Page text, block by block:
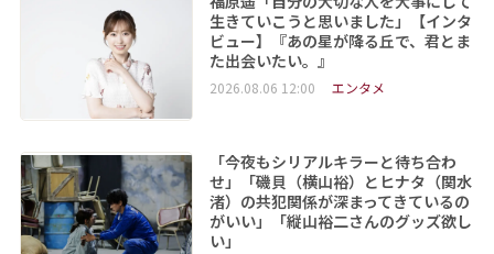
生きていこうと思いました」【インタ
ビュー】『あの星が降る丘で、君とま
た出会いたい。』
2026.08.06 12:00 エンタメ
「今夜もシリアルキラーと待ち合わ
せ」「磯貝（横山裕）とヒナタ（関水
渚）の共犯関係が深まってきているの
がいい」「縦山裕二さんのグッズ欲し
い」